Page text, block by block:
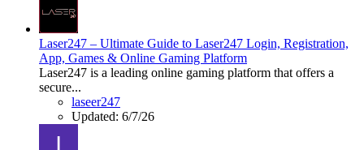
Laser247 – Ultimate Guide to Laser247 Login, Registration,
App, Games & Online Gaming Platform
Laser247 is a leading online gaming platform that offers a
secure...
laseer247
Updated: 6/7/26